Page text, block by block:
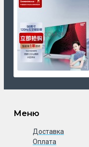
Меню
Доставка
Оплата